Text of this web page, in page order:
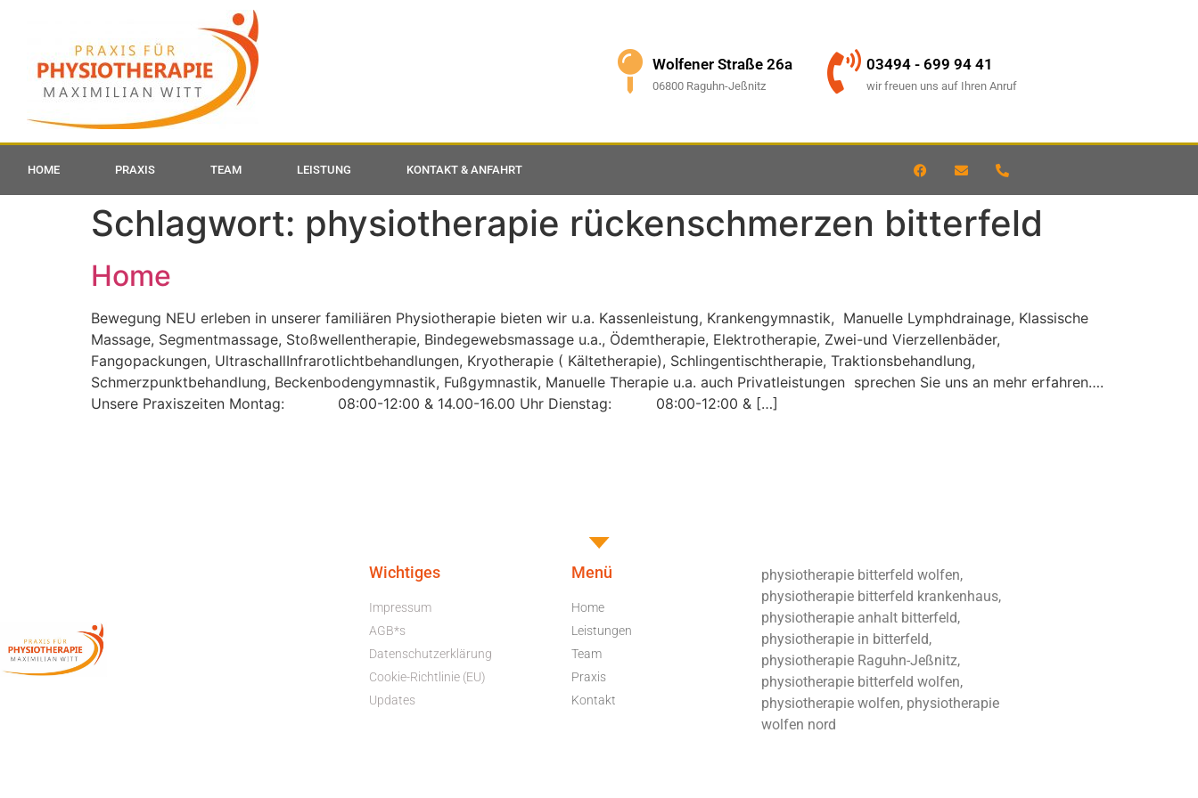
Wolfener Straße 26a
06800 Raguhn-Jeßnitz
03494 - 699 94 41
wir freuen uns auf Ihren Anruf
HOME PRAXIS TEAM LEISTUNG KONTAKT & ANFAHRT
Schlagwort: physiotherapie rückenschmerzen bitterfeld
Home
Bewegung NEU erleben in unserer familiären Physiotherapie bieten wir u.a. Kassenleistung, Krankengymnastik, Manuelle Lymphdrainage, Klassische
Massage, Segmentmassage, Stoßwellentherapie, Bindegewebsmassage u.a., Ödemtherapie, Elektrotherapie, Zwei-und Vierzellenbäder,
Fangopackungen, UltraschallInfrarotlichtbehandlungen, Kryotherapie ( Kältetherapie), Schlingentischtherapie, Traktionsbehandlung,
Schmerzpunktbehandlung, Beckenbodengymnastik, Fußgymnastik, Manuelle Therapie u.a. auch Privatleistungen sprechen Sie uns an mehr erfahren….
Unsere Praxiszeiten Montag: 08:00-12:00 & 14.00-16.00 Uhr Dienstag: 08:00-12:00 & […]
Wichtiges
Impressum
AGB*s
Datenschutzerklärung
Cookie-Richtlinie (EU)
Updates
Menü
Home
Leistungen
Team
Praxis
Kontakt
physiotherapie bitterfeld wolfen,
physiotherapie bitterfeld krankenhaus,
physiotherapie anhalt bitterfeld,
physiotherapie in bitterfeld,
physiotherapie Raguhn-Jeßnitz,
physiotherapie bitterfeld wolfen,
physiotherapie wolfen, physiotherapie
wolfen nord